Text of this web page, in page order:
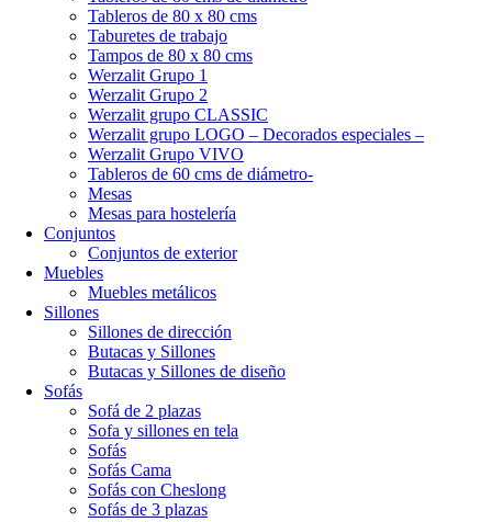
Tableros de 80 x 80 cms
Taburetes de trabajo
Tampos de 80 x 80 cms
Werzalit Grupo 1
Werzalit Grupo 2
Werzalit grupo CLASSIC
Werzalit grupo LOGO – Decorados especiales –
Werzalit Grupo VIVO
Tableros de 60 cms de diámetro-
Mesas
Mesas para hostelería
Conjuntos
Conjuntos de exterior
Muebles
Muebles metálicos
Sillones
Sillones de dirección
Butacas y Sillones
Butacas y Sillones de diseño
Sofás
Sofá de 2 plazas
Sofa y sillones en tela
Sofás
Sofás Cama
Sofás con Cheslong
Sofás de 3 plazas